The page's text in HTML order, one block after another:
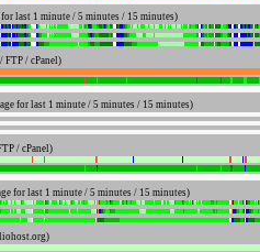
for last 1 minute / 5 minutes / 15 minutes)
/ cPanel)
for last 1 minute / 5 minutes / 15 minutes)
/ cPanel)
for last 1 minute / 5 minutes / 15 minutes)